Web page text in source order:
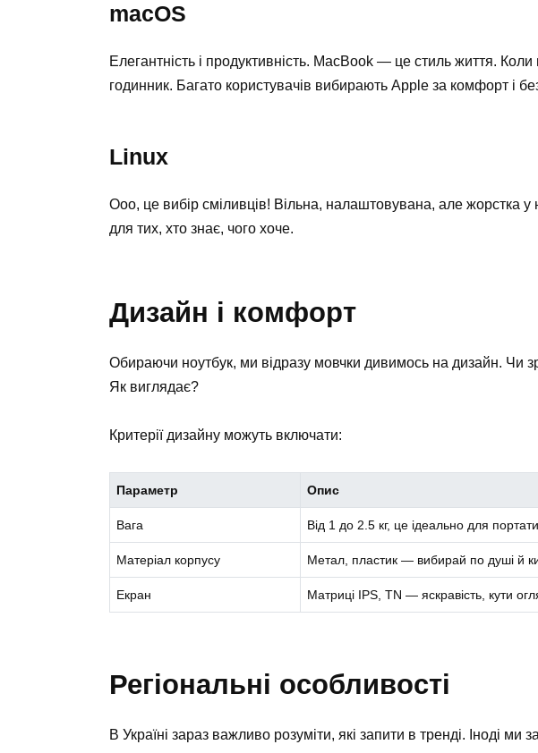
macOS
Елегантність і продуктивність. MacBook — це стиль життя.
годинник. Багато користувачів вибирають Apple за комфорт і
Linux
Ооо, це вибір сміливців! Вільна, налаштовувана, але жорстка у
для тих, хто знає, чого хоче.
Дизайн і комфорт
Обираючи ноутбук, ми відразу мовчки дивимось на дизайн. Чи
Як виглядає?
Критерії дизайну можуть включати:
Параметр Опис
Вага Від 1 до 2.5 кг, це ідеально для
Матеріал корпусу Метал, пластик — вибирай по душі й
Екран Матриці IPS, TN — яскравість, кути
Регіональні особливості
В Україні зараз важливо розуміти, які запити в тренді. Іноді